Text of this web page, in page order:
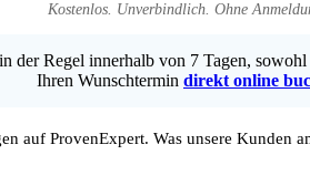
Kostenlos. Unverbindlich. Ohne
der Regel innerhalb von 7 Tagen,
Ihren Wunschtermin direkt online
auf ProvenExpert. Was unsere Kunden